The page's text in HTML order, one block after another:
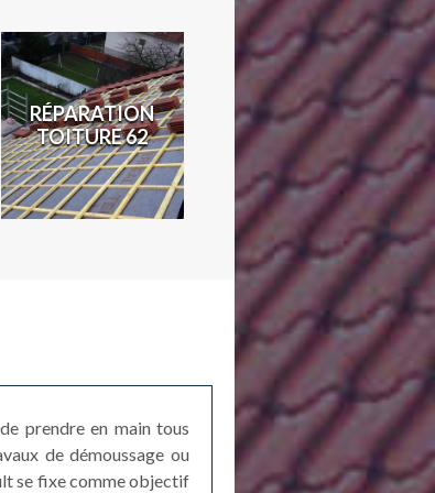
TRAVAUX DE
ZINGUERIE 62
TRAITEMENT
DE CHARPENTE
prendre en main tous
de démoussage ou
se fixe comme objectif